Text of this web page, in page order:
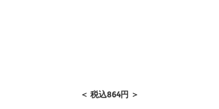
＜ 税込864円 ＞